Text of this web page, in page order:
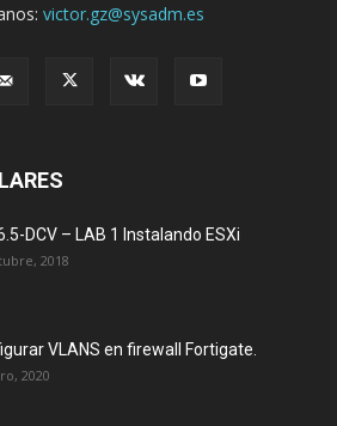
victor.gz@sysadm.es
DCV – LAB 1 Instalando ESXi
2018
VLANS en firewall Fortigate.
2020